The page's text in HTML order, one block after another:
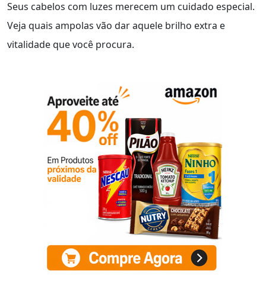
Seus cabelos com luzes merecem um cuidado especial.
Veja quais ampolas vão dar aquele brilho extra e
vitalidade que você procura.